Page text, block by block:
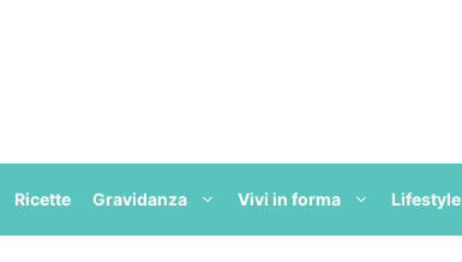
Ricette Gravidanza Vivi in forma Lifestyle